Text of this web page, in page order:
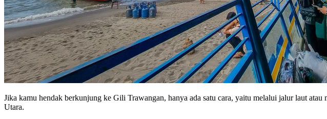
Jika kamu hendak berkunjung ke Gili Trawangan, hanya ada satu cara, yaitu melalui jalur laut
Utara.